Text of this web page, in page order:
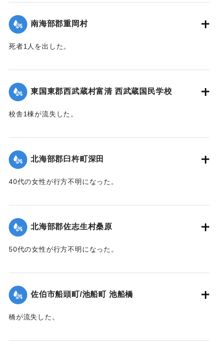
｜固有コード: 00481070
南海部郡重岡村
死者1人を出した。
｜固有コード: 00481062
東国東郡西武蔵村富清 西武蔵国民学校
校舎1棟が流失した。
｜固有コード: 00481063
北海部郡臼杵町深田
40代の女性が行方不明になった。
｜固有コード: 00481064
北海部郡佐志生村桑原
50代の女性が行方不明になった。
｜固有コード: 00481065
佐伯市船頭町/池船町 池船橋
橋が流失した。